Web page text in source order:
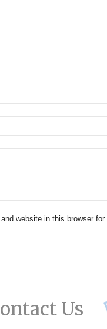
website in this browser for
Us